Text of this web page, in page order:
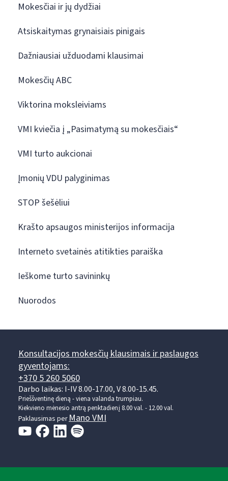
Mokesčiai ir jų dydžiai
Atsiskaitymas grynaisiais pinigais
Dažniausiai užduodami klausimai
Mokesčių ABC
Viktorina moksleiviams
VMI kviečia į „Pasimatymą su mokesčiais“
VMI turto aukcionai
Įmonių VDU palyginimas
STOP šešėliui
Krašto apsaugos ministerijos informacija
Interneto svetainės atitikties paraiška
Ieškome turto savininkų
Nuorodos
Konsultacijos mokesčių klausimais ir paslaugos
gyventojams:
+370 5 260 5060
Darbo laikas: I-IV 8.00-17.00, V 8.00-15.45.
Prieššventinę dieną - viena valanda trumpiau.
Kiekvieno mėnesio antrą penktadienį 8.00 val. - 12.00 val.
Paklausimas perMano VMI